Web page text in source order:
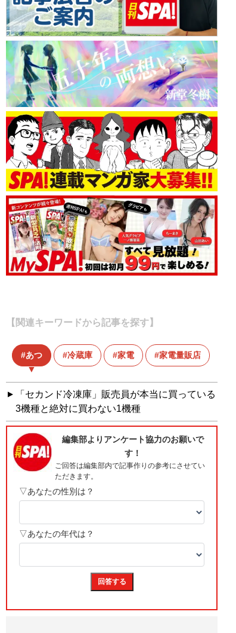
【関連キーワードから記事を探す】
あつ 冷蔵庫 家電 家電量販店
「セカンド冷凍庫」販売員が本当に買っている
3機種と絶対に買わない1機種